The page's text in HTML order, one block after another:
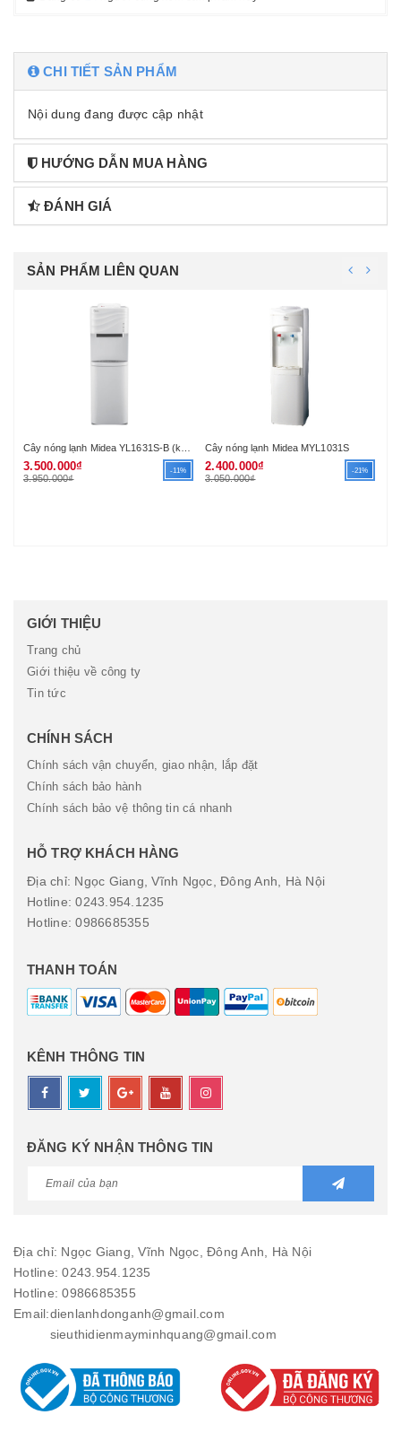
CHI TIẾT SẢN PHẨM
Nội dung đang được cập nhật
HƯỚNG DẪN MUA HÀNG
ĐÁNH GIÁ
SẢN PHẨM LIÊN QUAN
Cây nóng lạnh Midea YL1631S-B (khoang lạnh)
3.500.000₫
3.950.000₫
-11%
Cây nóng lạnh Midea MYL1031S
2.400.000₫
3.050.000₫
-21%
GIỚI THIỆU
Trang chủ
Giới thiệu về công ty
Tin tức
CHÍNH SÁCH
Chính sách vận chuyển, giao nhận, lắp đặt
Chính sách bảo hành
Chính sách bảo vệ thông tin cá nhanh
HỖ TRỢ KHÁCH HÀNG
Địa chỉ: Ngọc Giang, Vĩnh Ngọc, Đông Anh, Hà Nội
Hotline: 0243.954.1235
Hotline: 0986685355
THANH TOÁN
KÊNH THÔNG TIN
ĐĂNG KÝ NHẬN THÔNG TIN
Địa chỉ: Ngọc Giang, Vĩnh Ngọc, Đông Anh, Hà Nội
Hotline: 0243.954.1235
Hotline: 0986685355
Email:dienlanhdonganh@gmail.com
sieuthidienmayminhquang@gmail.com